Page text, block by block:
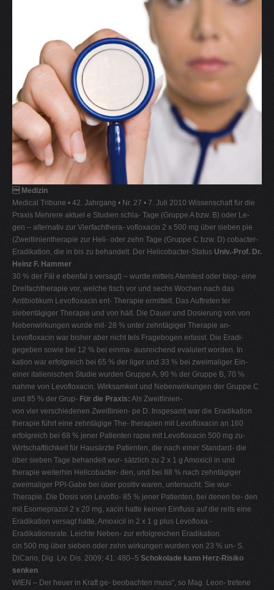
X
0-9
 Medizin
Medical Tribune • 42. Jahrgang • Nr. 27 • 7. Juli 2010 Wissenschaft für die
Praxis Mehrere aktuel e Studien schla- Tage (Gruppe A bzw. B) oder Le-
gen – alternativ zur Vierfachthera- vofloxacin 2 x 500 mg über sieben pie
(Zweitlinientherapie zur Heli- oder zehn Tage (Gruppe C bzw. D) cobacter-
Eradikation, die in bis zu behandelt. Der Helicobacter-Status Univ.-Prof. Dr.
Heinz F. Hammer
30 % der Fäl e ebenfal s versagt) – wurde mittels Atemtest oder biop- eine
Dreifachtherapie vor, welche tisch vor und sechs Wochen nach das
Antibiotikum Levofloxacin ent- Therapie ermittelt. Das Auftreten ter
siebentägiger Therapie und von hält. Die Dauer und Dosierung von von
Nebenwirkungen wurde mit- 28 % unter zehntägiger Therapie an-
Levofloxacin war bisher aber nicht tels Fragebogen erfasst. Die Eradi-
gegeben sowie bei 12 % bei einma- ausreichend evaluiert worden. In
kation war erfolgreich bei 65 % der liger und 33 % bei zweimaliger Ein-
einer italienischen Studie wurden Gruppe A, 90 % der Gruppe B, 70 %
nahme von Levofloxacin. Wirksamkeit und Nebenwirkungen der Gruppe C
und 85 % der Grup- Für die Praxis: Als Zweitlinien-
von vier verschiedenen Zweitlinien- pe D. Insgesamt war die Eradikation
therapie führt eine zehntägige The- therapien mit Levofloxacin an 160
erfolgreich bei 68 % jener Patienten rapie mit Levofloxacin 500 mg zu-
Wirtschaftlichkeit für Hausärzte Patienten, die nach einer Standard- die
über sieben Tage behandelt wur- sätzlich zu 2 x 1 g Amoxicil in und
therapie weiterhin Helicobacter- den, und bei 88 % nach zehntägiger
zweimaliger PPI-Gabe bei über positiv waren, untersucht. Sie wur-
Therapie. Die Dosis von Levoflo- 85 % jener Patienten, bei denen be- den
mit Esomeprazol 2 x 20 mg, xacin hatte keinen Einfluss auf die reits eine
Eradikation versagt hatte, Amoxicil in 2 x 1 g plus Levofloxa -
Eradikationsrate. Leichte Neben- zur erfolgreichen Eradikation.
cin 500 mg über sieben oder zehn wirkungen wurden von 23 % un- S.
DiCario, Dig. Liv. Dis. 2009; 41: 480–5 Schokolade kann Herz-Risiko
senken
WIEN – Der heuer in Kraft ge- beobachten muss", so Mag. Leon- tretene